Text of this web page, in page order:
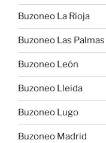
Buzoneo La Rioja
Buzoneo Las Palmas
Buzoneo León
Buzoneo Lleida
Buzoneo Lugo
Buzoneo Madrid